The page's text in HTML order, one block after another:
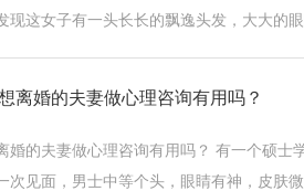
现这女子有一头长长的飘逸头发，大大的
离婚的夫妻做心理咨询有用吗？
婚的夫妻做心理咨询有用吗？ 有一个硕士
次见面，男士中等个头，眼睛有神，皮肤